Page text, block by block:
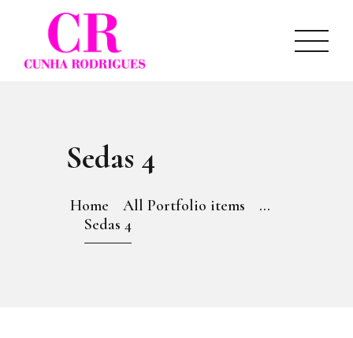
Sedas 4
Home All Portfolio items
...
Sedas 4
INÍCIO
SOBRE NÓS